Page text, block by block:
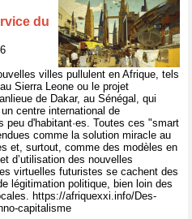
du
villes pullulent en Afrique, tels
Sierra Leone ou le projet
de Dakar, au Sénégal, qui
centre international de
d'habitant·es. Toutes ces "smart
comme la solution miracle au
et, surtout, comme des modèles en
d’utilisation des nouvelles
virtuelles futuristes se cachent des
légitimation politique, bien loin des
https://afriquexxi.info/Des-
capitalisme